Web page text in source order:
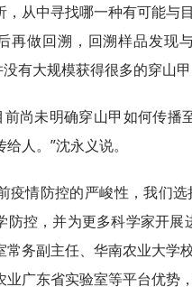
，从中寻找哪一种有可能与
再做回溯，回溯样品发现
没有大规模获得很多的穿山
前尚未明确穿山甲如何传播
人。”沈永义说。
疫情防控的严峻性，我们
防控，并为更多科学家开
常务副主任、华南农业大学
业广东省实验室等平台优势